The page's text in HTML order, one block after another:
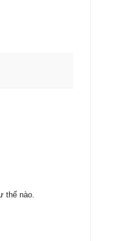
thế nào.